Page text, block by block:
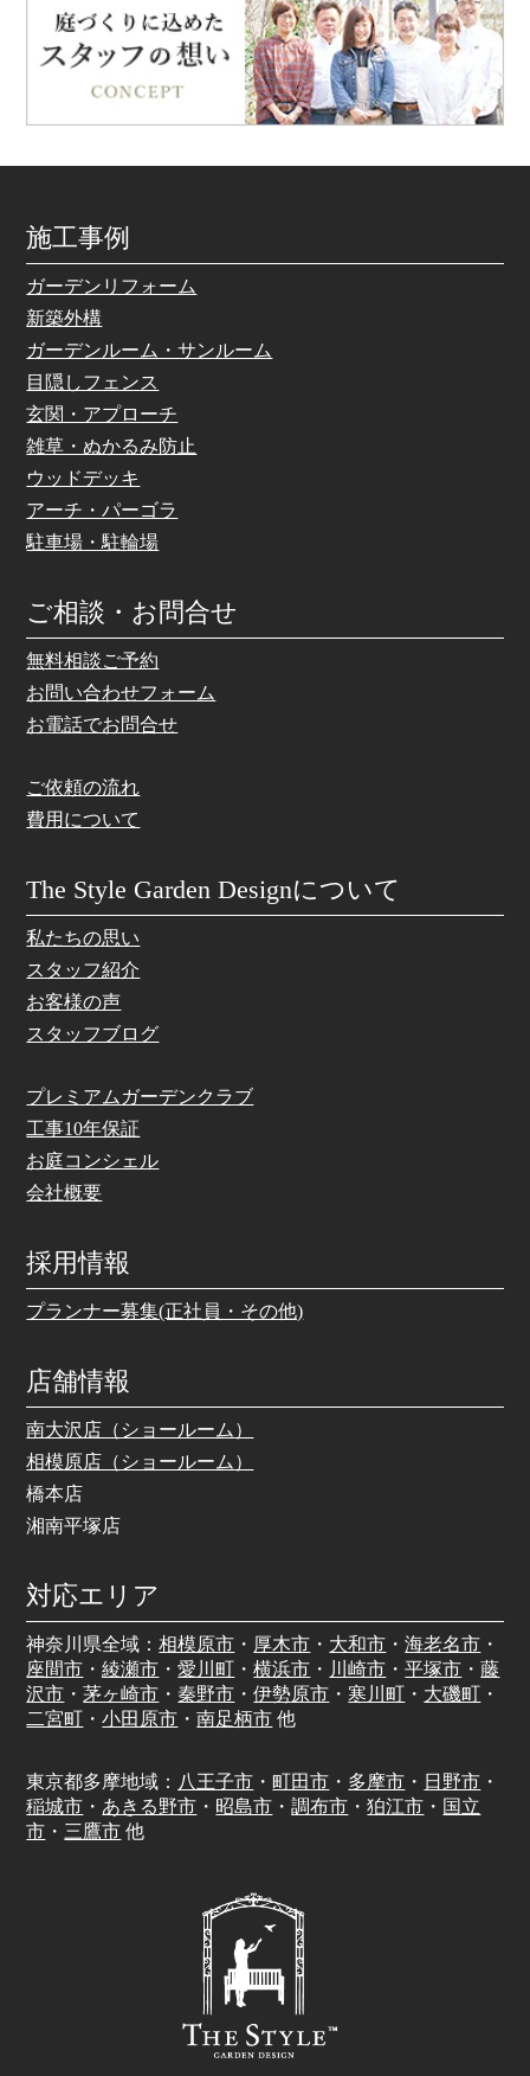
施工事例
ガーデンリフォーム
新築外構
ガーデンルーム・サンルーム
目隠しフェンス
玄関・アプローチ
雑草・ぬかるみ防止
ウッドデッキ
アーチ・パーゴラ
駐車場・駐輪場
ご相談・お問合せ
無料相談ご予約
お問い合わせフォーム
お電話でお問合せ
ご依頼の流れ
費用について
The Style Garden Designについて
私たちの思い
スタッフ紹介
お客様の声
スタッフブログ
プレミアムガーデンクラブ
工事10年保証
お庭コンシェル
会社概要
採用情報
プランナー募集(正社員・その他)
店舗情報
南大沢店（ショールーム）
相模原店（ショールーム）
橋本店
湘南平塚店
対応エリア
神奈川県全域：相模原市 ・ 厚木市 ・ 大和市 ・海老名市 ・
座間市 ・綾瀬市 ・愛川町 ・横浜市 ・ 川崎市 ・平塚市 ・藤
沢市 ・茅ヶ崎市 ・ 秦野市 ・伊勢原市 ・ 寒川町 ・ 大磯町 ・
二宮町 ・小田原市 ・南足柄市 他
東京都多摩地域： 八王子市 ・町田市 ・ 多摩市 ・ 日野市 ・
稲城市 ・ あきる野市 ・ 昭島市 ・調布市 ・狛江市 ・ 国立
市 ・ 三鷹市 他